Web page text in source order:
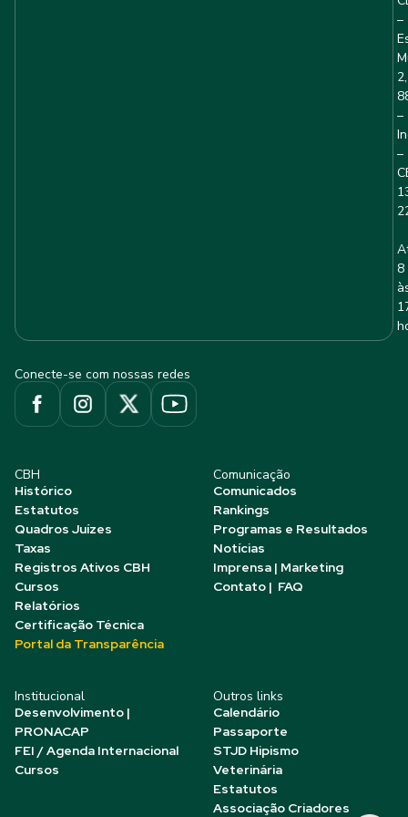
–
2,
–
–
8
Conecte-se com nossas redes
CBH
Histórico
Estatutos
Quadros Juízes
Taxas
Registros Ativos CBH
Cursos
Relatórios
Certificação Técnica
Portal da Transparência
Comunicação
Comunicados
Rankings
Programas e Resultados
Notícias
Imprensa | Marketing
Contato | FAQ
Institucional
Desenvolvimento |
PRONACAP
FEI / Agenda Internacional
Cursos
Outros links
Calendário
Passaporte
STJD Hipismo
Veterinária
Estatutos
Associação Criadores